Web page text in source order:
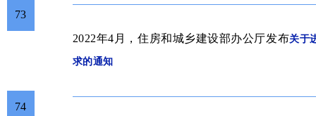
73
2022年4月，住房和城乡建设部办公厅发布关于
求的通知
74